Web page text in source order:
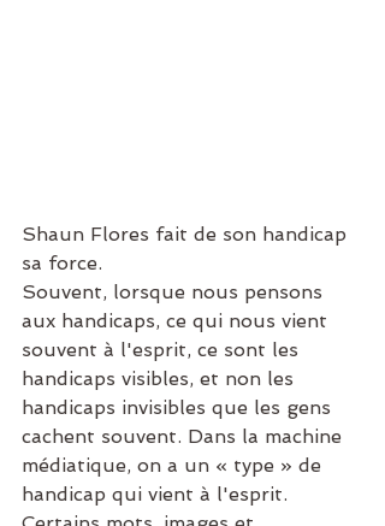
Shaun Flores fait de son handicap
sa force.
Souvent, lorsque nous pensons
aux handicaps, ce qui nous vient
souvent à l'esprit, ce sont les
handicaps visibles, et non les
handicaps invisibles que les gens
cachent souvent. Dans la machine
médiatique, on a un « type » de
handicap qui vient à l'esprit.